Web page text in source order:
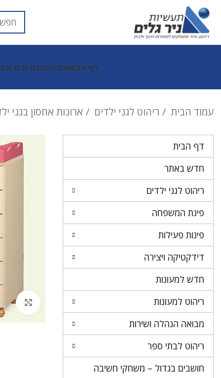
דף הביתאודותתכנון גנים
עמוד הבית ריהוט לגני ילדים ארונות אחסון בגני
דף הבית
חדש באתר
ריהוט לגני ילדים
פינת המשפחה
פינות פעילות
דידקטיקה ויצירה
חדש למעונות
ריהוט למעונות
מבואה הנהלה ושירות
ריהוט לבתי ספר
חושבים בגדול – משחקי חשיבה